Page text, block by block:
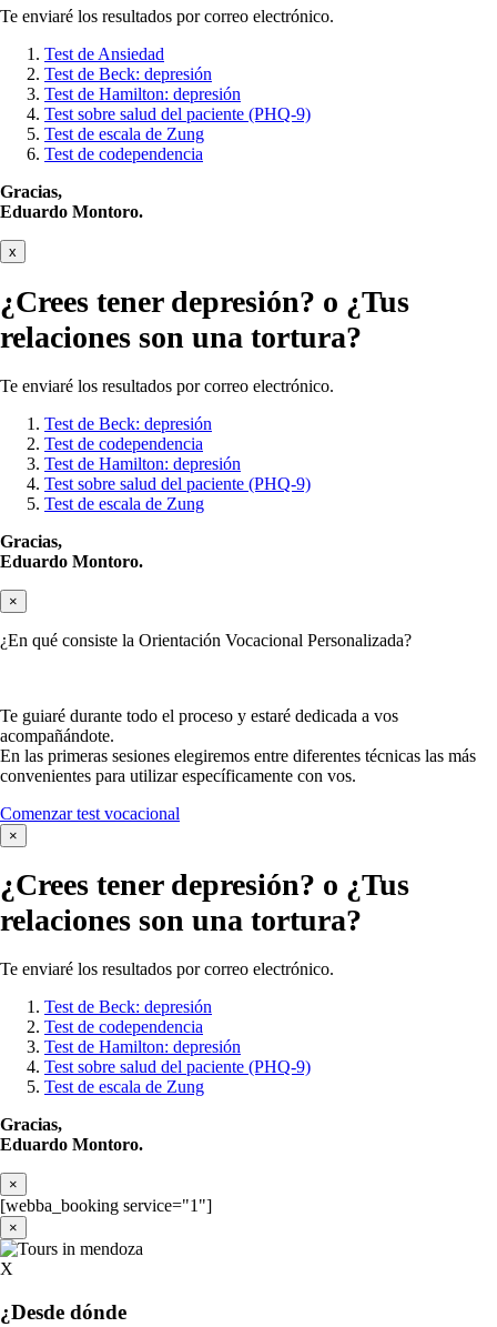
Te enviaré los resultados por correo electrónico.
Test de Ansiedad
Test de Beck: depresión
Test de Hamilton: depresión
Test sobre salud del paciente (PHQ-9)
Test de escala de Zung
Test de codependencia
Gracias,
Eduardo Montoro.
x
¿Crees tener depresión? o ¿Tus
relaciones son una tortura?
Te enviaré los resultados por correo electrónico.
Test de Beck: depresión
Test de codependencia
Test de Hamilton: depresión
Test sobre salud del paciente (PHQ-9)
Test de escala de Zung
Gracias,
Eduardo Montoro.
×
¿En qué consiste la Orientación Vocacional Personalizada?
Te guiaré durante todo el proceso y estaré dedicada a vos
acompañándote.
En las primeras sesiones elegiremos entre diferentes técnicas las más
convenientes para utilizar específicamente con vos.
Comenzar test vocacional
×
¿Crees tener depresión? o ¿Tus
relaciones son una tortura?
Te enviaré los resultados por correo electrónico.
Test de Beck: depresión
Test de codependencia
Test de Hamilton: depresión
Test sobre salud del paciente (PHQ-9)
Test de escala de Zung
Gracias,
Eduardo Montoro.
×
[webba_booking service="1"]
×
X
¿Desde dónde